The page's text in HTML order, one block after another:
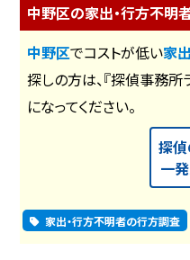
中野区の家出・行方不明
中野区でコストが低い家
探しの方は、『探偵事務
になってください。
探
一
家出・行方不明者の行方調査